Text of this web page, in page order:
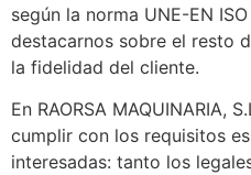
según la norma UNE-EN
destacarnos sobre el resto
la fidelidad del cliente.
En RAORSA MAQUINARIA,
cumplir con los requisitos
interesadas: tanto los